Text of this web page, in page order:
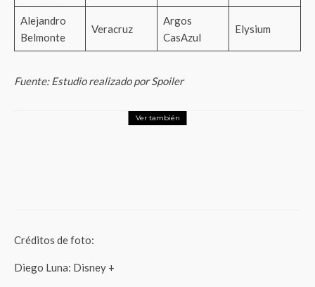
Alejandro
Belmonte
Veracruz
Argos
CasAzul
Elysium
Fuente: Estudio realizado por Spoiler
Ver también
Créditos de foto:
Diego Luna: Disney +